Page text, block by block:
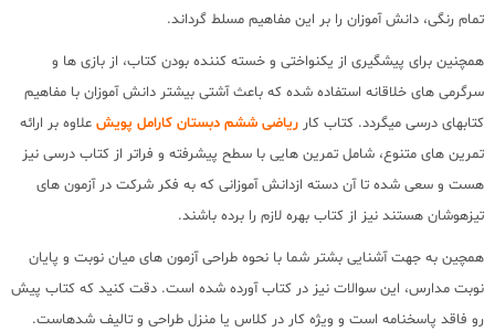
تمام رنگی، دانش آموزان را بر این مفاهیم مسلط گرداند.
همچنین برای پیشگیری از یکنواختی و خسته کننده بودن کتاب، از بازی ها و
سرگرمی های خلاقانه استفاده شده که باعث آشتی بیشتر دانش آموزان با مفاهیم
کتابهای درسی میگردد. کتاب کار ریاضی ششم دبستان کارامل پویش علاوه بر ارائه
تمرین های متنوع، شامل تمرین هایی با سطح پیشرفته و فراتر از کتاب درسی نیز
هست و سعی شده تا آن دسته ازدانش آموزانی که به فکر شرکت در آزمون های
تیزهوشان هستند نیز از کتاب بهره لازم را برده باشند.
همچین به جهت آشنایی بشتر شما با نحوه طراحی آزمون های میان نوبت و پایان
نوبت مدارس، این سوالات نیز در کتاب آورده شده است. دقت کنید که کتاب پیش
رو فاقد پاسخنامه است و ویژه کار در کلاس یا منزل طراحی و تالیف شدهاست.